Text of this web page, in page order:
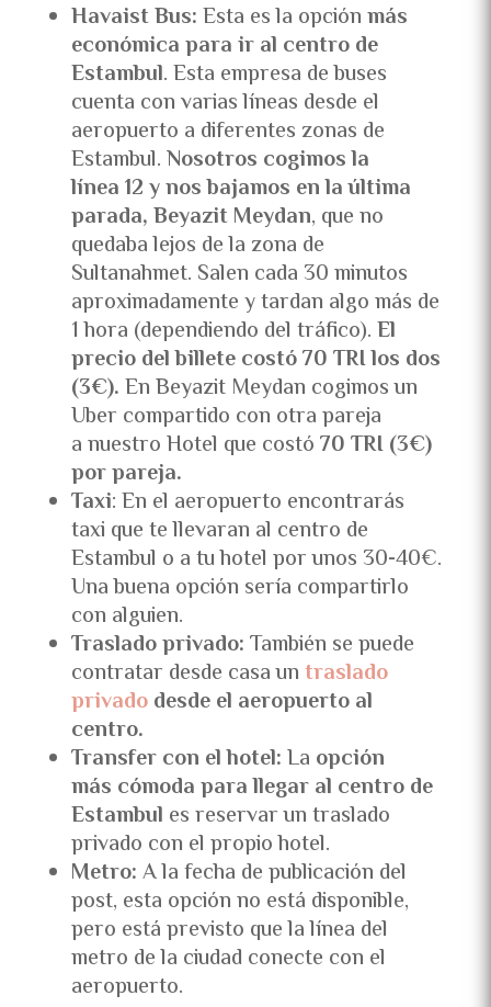
Havaist Bus:Esta es la opciónmás
económica para ir al centro de
Estambul. Esta empresa de buses
cuenta con varias líneas desde el
aeropuerto a diferentes zonas de
Estambul.Nosotros cogimos la
línea 12 y nos bajamos en la última
parada, Beyazit Meydan, que no
quedaba lejos de la zona de
Sultanahmet. Salen cada 30 minutos
aproximadamente y tardan algo más de
1 hora (dependiendo del tráfico).El
precio del billete costó 70 TRI los dos
(3€).En Beyazit Meydan cogimos un
Uber compartido con otra pareja
a nuestro Hotel que costó70 TRI (3€)
por pareja.
Taxi: En el aeropuerto encontrarás
taxi que te llevaran al centro de
Estambul o a tu hotel por unos 30-40€.
Una buena opción sería compartirlo
con alguien.
Traslado privado:También se puede
contratar desde casa un traslado
privado desde el aeropuerto al
centro.
Transfer con el hotel:La opción
más cómoda para llegar al centro de
Estambul es reservar un traslado
privado con el propio hotel.
Metro:A la fecha de publicación del
post, esta opción no está disponible,
pero está previsto que la línea del
metro de la ciudad conecte con el
aeropuerto.